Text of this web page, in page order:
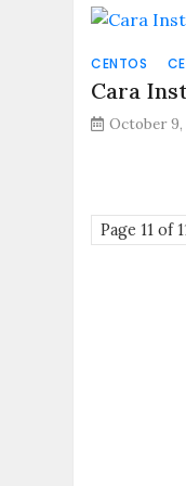
CENTOS
Cara
October 9,
Page 11 of